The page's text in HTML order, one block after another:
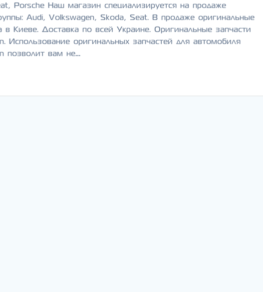
Porsche Наш магазин специализируется на продаже
Audi, Volkswagen, Skoda, Seat. В продаже оригинальные
в Киеве. Доставка по всей Украине. Оригинальные запчасти
Использование оригинальных запчастей для автомобиля
позволит вам не…